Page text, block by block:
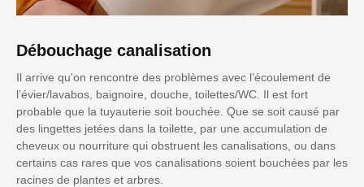
Débouchage canalisation
Il arrive qu'on rencontre des problèmes avec l’écoulement de
l’évier/lavabos, baignoire, douche, toilettes/WC. Il est fort
probable que la tuyauterie soit bouchée. Que se soit causé par
des lingettes jetées dans la toilette, par une accumulation de
cheveux ou nourriture qui obstruent les canalisations, ou dans
certains cas rares que vos canalisations soient bouchées par les
racines de plantes et arbres.